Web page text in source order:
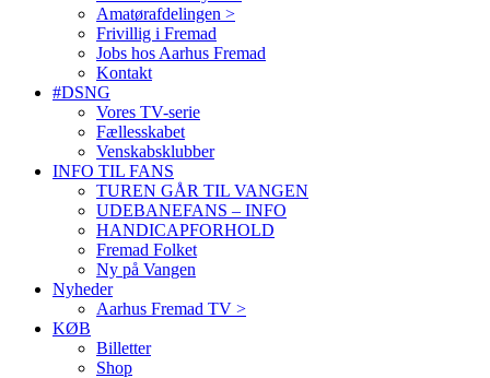
Amatørafdelingen >
Frivillig i Fremad
Jobs hos Aarhus Fremad
Kontakt
#DSNG
Vores TV-serie
Fællesskabet
Venskabsklubber
INFO TIL FANS
TUREN GÅR TIL VANGEN
UDEBANEFANS – INFO
HANDICAPFORHOLD
Fremad Folket
Ny på Vangen
Nyheder
Aarhus Fremad TV >
KØB
Billetter
Shop